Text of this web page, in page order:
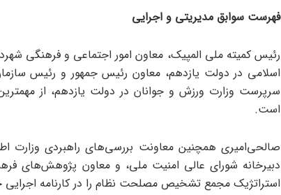
فهرست سوابق مدیریتی و اجرایی
رئیس کمیته ملی المپیک، معاون امور اجتماعی و فرهنگی
اسلامی در دولت یازدهم، معاون رئیس جمهور و رئیس
سرپرست وزارت ورزش و جوانان در دولت یازدهم، از
است.
صالحی‌امیری همچنین معاونت بررسی‌های راهبردی وزارت
دبیرخانه شورای عالی امنیت ملی، و معاون پژوهش‌های
استراتژیک مجمع تشخیص مصلحت نظام را در کارنامه اجرایی